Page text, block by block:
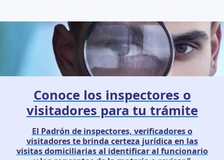
Conoce los inspectores o
visitadores para tu trámite
El Padrón de inspectores, verificadores o
visitadores te brinda certeza jurídica en las
visitas domiciliarias al identificar al funcionario